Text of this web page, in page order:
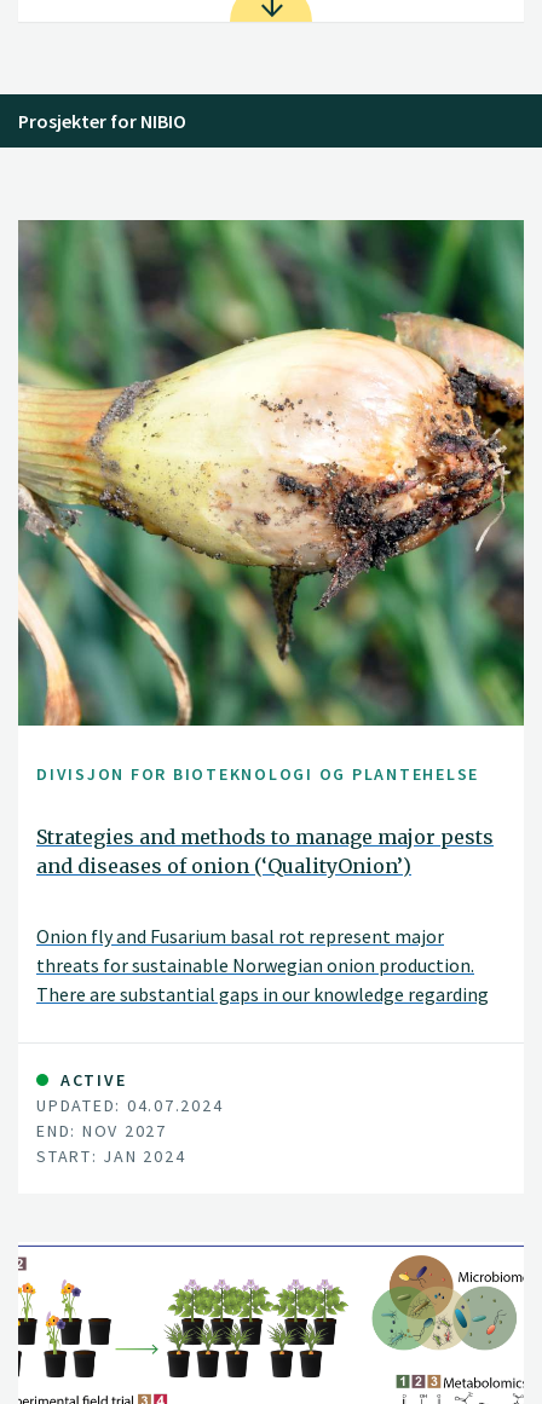
Prosjekter for NIBIO
DIVISJON FOR BIOTEKNOLOGI OG PLANTEHELSE
Strategies and methods to manage major pests
and diseases of onion (‘QualityOnion’)
Onion fly and Fusarium basal rot represent major
threats for sustainable Norwegian onion production.
There are substantial gaps in our knowledge regarding
in Norway, what are the main sources of Fusarium
inoculum, and how onion fly prevalence is changing
through the growing season.
ACTIVE
UPDATED: 04.07.2024
END: NOV 2027
START: JAN 2024